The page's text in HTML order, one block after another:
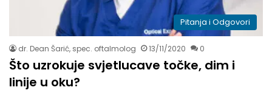
Pitanja i Odgovori
dr. Dean Šarić, spec. oftalmolog 13/11/2020 0
Što uzrokuje svjetlucave točke, dim i
linije u oku?